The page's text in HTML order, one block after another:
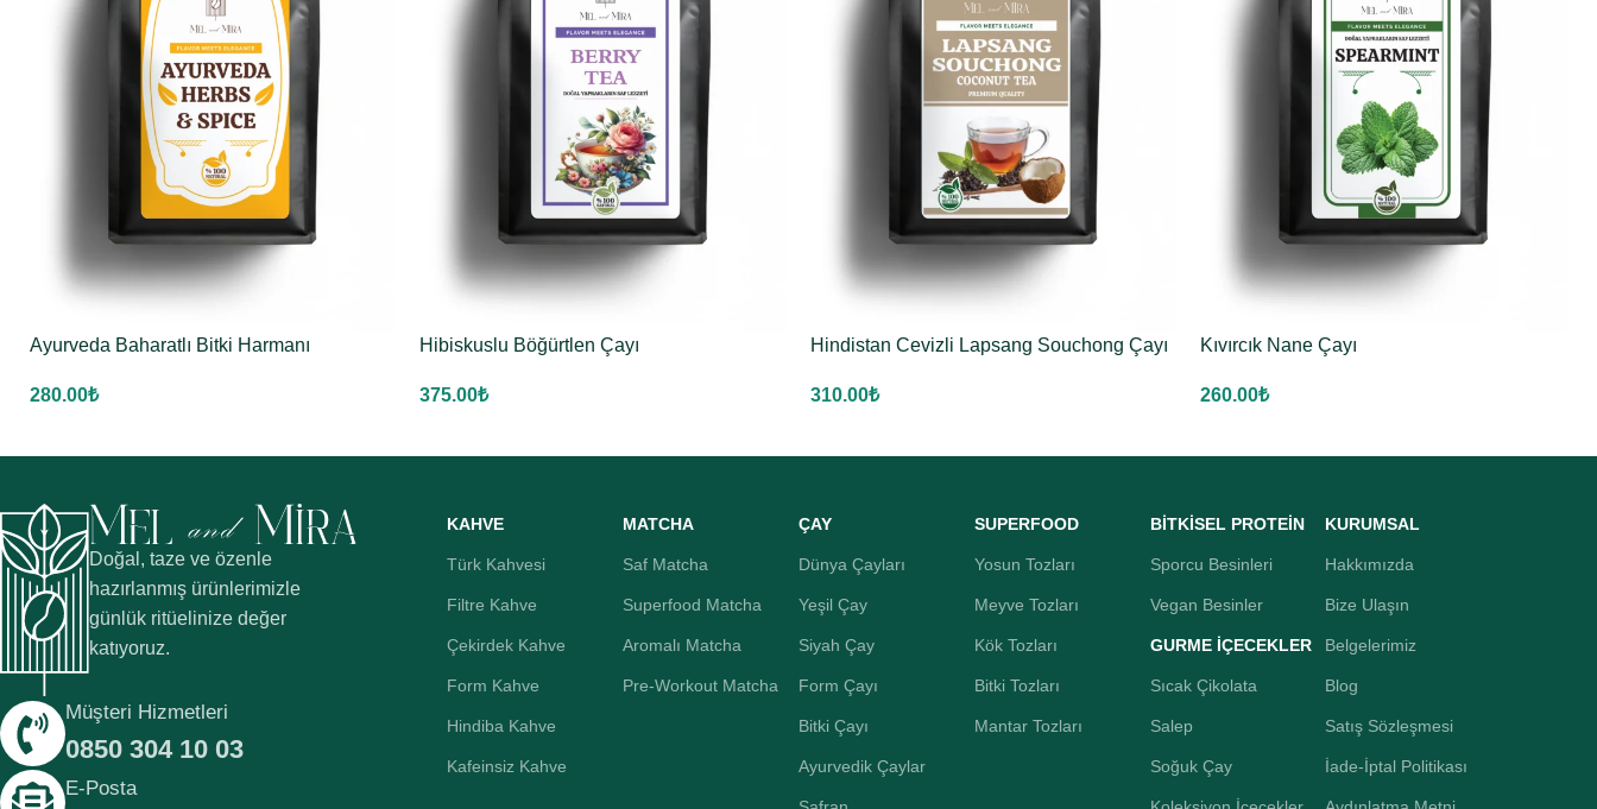
Ayurveda Baharatlı Bitki Harmanı
280.00₺
Hibiskuslu Böğürtlen Çayı
375.00₺
Hindistan Cevizli Lapsang Souchong Çayı
310.00₺
Kıvırcık Nane Çayı
260.00₺
Doğal, taze ve özenle
hazırlanmış ürünlerimizle
günlük ritüelinize değer
katıyoruz.
Müşteri Hizmetleri
0850 304 10 03
E-Posta
KAHVE
Türk Kahvesi
Filtre Kahve
Çekirdek Kahve
Form Kahve
Hindiba Kahve
Kafeinsiz Kahve
MATCHA
Saf Matcha
Superfood Matcha
Aromalı Matcha
Pre-Workout Matcha
ÇAY
Dünya Çayları
Yeşil Çay
Siyah Çay
Form Çayı
Bitki Çayı
Ayurvedik Çaylar
SUPERFOOD
Yosun Tozları
Meyve Tozları
Kök Tozları
Bitki Tozları
Mantar Tozları
BİTKİSEL PROTEİN
Sporcu Besinleri
Vegan Besinler
GURME İÇECEKLER
Sıcak Çikolata
Salep
Soğuk Çay
KURUMSAL
Hakkımızda
Bize Ulaşın
Belgelerimiz
Blog
Satış Sözleşmesi
İade-İptal Politikası